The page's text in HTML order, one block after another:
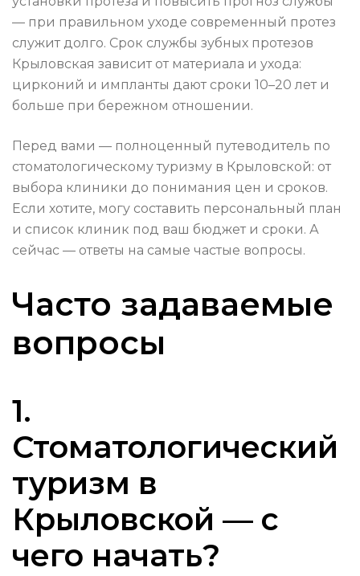
— при правильном уходе современный протез
служит долго. Срок службы зубных протезов
Крыловская зависит от материала и ухода:
цирконий и импланты дают сроки 10–20 лет и
больше при бережном отношении.
Перед вами — полноценный путеводитель по
стоматологическому туризму в Крыловской: от
выбора клиники до понимания цен и сроков.
Если хотите, могу составить персональный план
и список клиник под ваш бюджет и сроки. А
сейчас — ответы на самые частые вопросы.
Часто задаваемые
вопросы
1.
Стоматологический
туризм в
Крыловской — с
чего начать?